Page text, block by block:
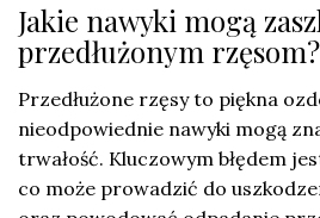
Jakie nawyki mogą
przedłużonym rzęsom?
Przedłużone rzęsy to piękna
nieodpowiednie nawyki mogą
trwałość. Kluczowym błędem
co może prowadzić do